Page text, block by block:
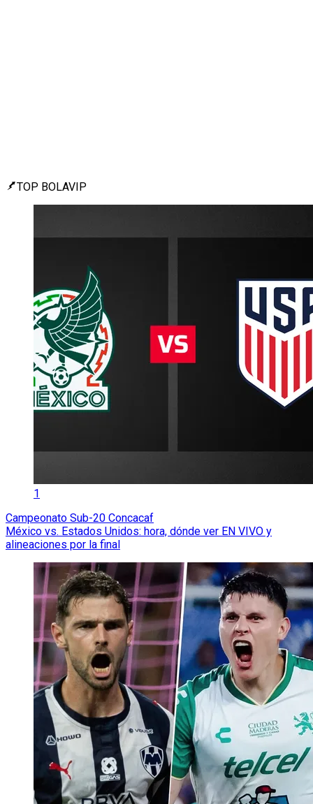
TOP BOLAVIP
1
Campeonato Sub-20 Concacaf
México vs. Estados Unidos: hora, dónde ver EN VIVO y
alineaciones por la final